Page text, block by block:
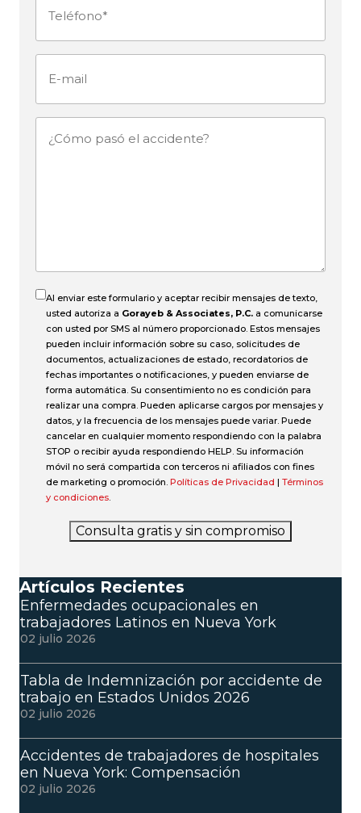
Teléfono (Obligatorio)
¿Cómo
Al enviar este formulario y aceptar recibir mensajes de texto,
usted autoriza a Gorayeb & Associates, P.C. a comunicarse
con usted por SMS al número proporcionado. Estos mensajes
pueden incluir información sobre su caso, solicitudes de
documentos, actualizaciones de estado, recordatorios de
fechas importantes o notificaciones, y pueden enviarse de
forma automática. Su consentimiento no es condición para
realizar una compra. Pueden aplicarse cargos por mensajes y
datos, y la frecuencia de los mensajes puede variar. Puede
cancelar en cualquier momento respondiendo con la palabra
STOP o recibir ayuda respondiendo HELP. Su información
móvil no será compartida con terceros ni afiliados con fines
de marketing o promoción. Políticas de Privacidad | Términos
y condiciones
Consulta gratis y sin compromiso
Artículos Recientes
Enfermedades ocupacionales en
trabajadores Latinos en Nueva York
02 julio 2026
Tabla de Indemnización por accidente de
trabajo en Estados Unidos 2026
02 julio 2026
Accidentes de trabajadores de hospitales
en Nueva York: Compensación
02 julio 2026